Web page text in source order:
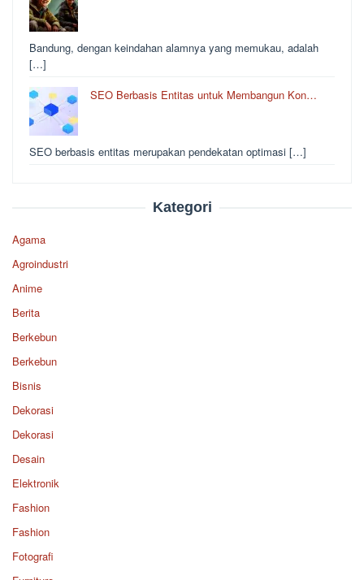
Bandung, dengan keindahan alamnya yang memukau, adalah
[…]
SEO Berbasis Entitas untuk Membangun Kon…
SEO berbasis entitas merupakan pendekatan optimasi […]
Kategori
Agama
Agroindustri
Anime
Berita
Berkebun
Berkebun
Bisnis
Dekorasi
Dekorasi
Desain
Elektronik
Fashion
Fashion
Fotografi